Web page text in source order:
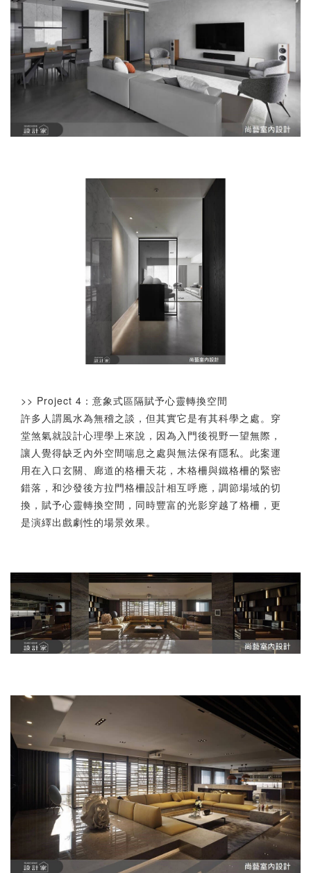
>> Project 4：意象式區隔賦予心靈轉換空間
許多人謂風水為無稽之談，但其實它是有其科學之處。穿
堂煞氣就設計心理學上來說，因為入門後視野一望無際，
讓人覺得缺乏內外空間喘息之處與無法保有隱私。此案運
用在入口玄關、廊道的格柵天花，木格柵與鐵格柵的緊密
錯落，和沙發後方拉門格柵設計相互呼應，調節場域的切
換，賦予心靈轉換空間，同時豐富的光影穿越了格柵，更
是演繹出戲劇性的場景效果。